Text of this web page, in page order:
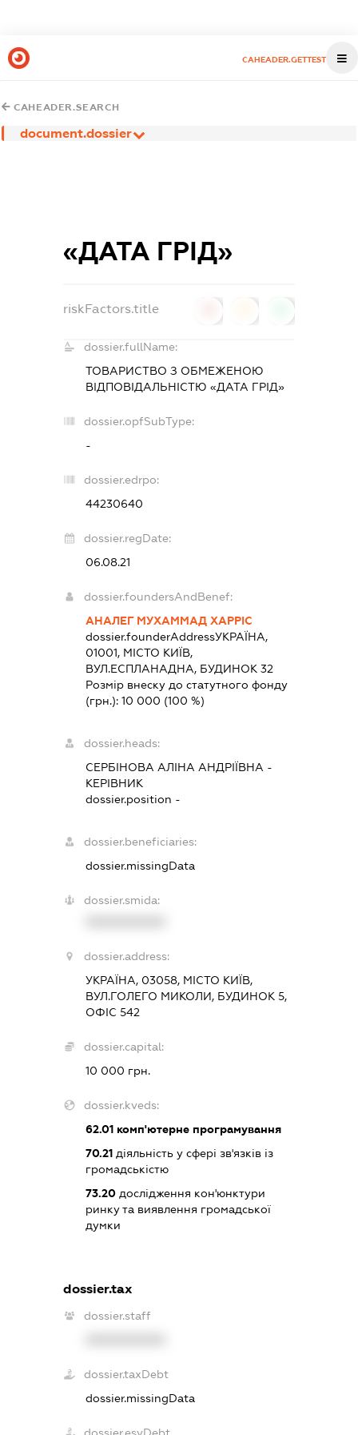
CAHEADER.GETTEST
CAHEADER.SEARCH
document.dossier
«ДАТА ГРІД»
riskFactors.title
dossier.fullName:
ТОВАРИСТВО З ОБМЕЖЕНОЮ
ВІДПОВІДАЛЬНІСТЮ «ДАТА ГРІД»
dossier.opfSubType:
-
dossier.edrpo:
44230640
dossier.regDate:
06.08.21
dossier.foundersAndBenef:
АНАЛЕГ МУХАММАД ХАРРІС
dossier.founderAddressУКРАЇНА,
01001, МІСТО КИЇВ,
ВУЛ.ЕСПЛАНАДНА, БУДИНОК 32
Розмір внеску до статутного фонду
(грн.): 10 000 (100 %)
dossier.heads:
СЕРБІНОВА АЛІНА АНДРІЇВНА -
КЕРІВНИК
dossier.position -
dossier.beneficiaries:
dossier.missingData
dossier.smida:
dossier.address:
УКРАЇНА, 03058, МІСТО КИЇВ,
ВУЛ.ГОЛЕГО МИКОЛИ, БУДИНОК 5,
ОФІС 542
dossier.capital:
10 000 грн.
dossier.kveds:
62.01комп'ютерне програмування
70.21діяльність у сфері зв'язків із
громадськістю
73.20дослідження кон'юнктури
ринку та виявлення громадської
думки
dossier.tax
dossier.staff
dossier.taxDebt
dossier.missingData